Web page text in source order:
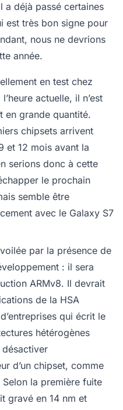
a déjà passé certaines
est très bon signe pour
nous ne devrions
année.
en test chez
actuelle, il n’est
en grande quantité.
chipsets arrivent
et 12 mois avant la
serions donc à cette
le prochain
semble être
avec le Galaxy S7
par la présence de
: il sera
ARMv8. Il devrait
de la HSA
qui écrit le
hétérogènes
désactiver
d’un chipset, comme
la première fuite
gravé en 14 nm et